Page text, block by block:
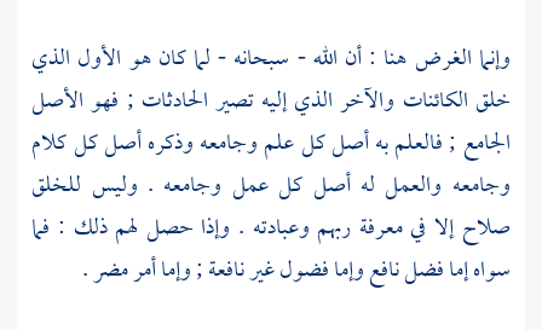
وإنما الغرض هنا : أن الله - سبحانه - لما كان هو الأول الذي
خلق الكائنات والآخر الذي إليه تصير الحادثات ; فهو الأصل
الجامع ; فالعلم به أصل كل علم وجامعه وذكره أصل كل كلام
وجامعه والعمل له أصل كل عمل وجامعه . وليس للخلق
صلاح إلا في معرفة ربهم وعبادته . وإذا حصل لهم ذلك : فما
سواه إما فضل نافع وإما فضول غير نافعة ; وإما أمر مضر .